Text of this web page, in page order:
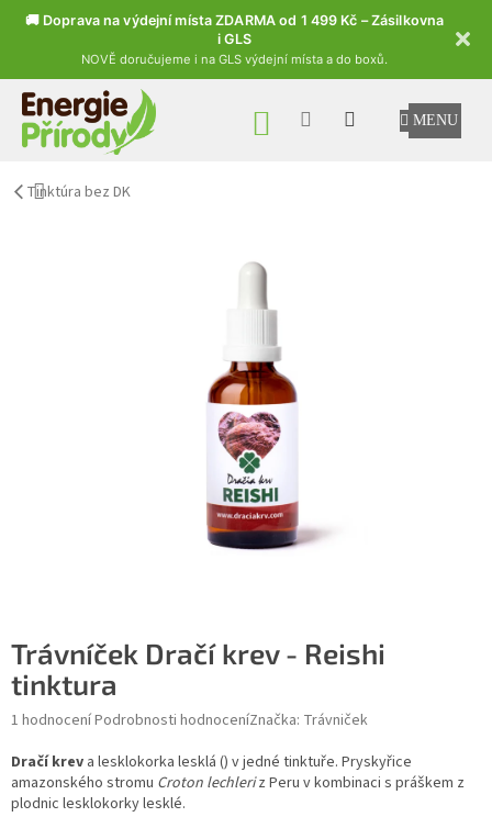
🚚 Doprava na výdejní místa ZDARMA od 1 499 Kč – Zásilkovna
i GLS
NOVĚ doručujeme i na GLS výdejní místa a do boxů.
Přejít na obsah
NÁKUPNÍ KOŠÍK
Tinktúra bez DK
Trávníček Dračí krev - Reishi
tinktura
Průměrné hodnocení produktu je 5,0 z 5 hvězdiček.
1 hodnoceníPodrobnosti hodnoceníZnačka: Trávniček
Dračí krev a lesklokorka lesklá () v jedné tinktuře. Pryskyřice
amazonského stromu Croton lechleriz Peru v kombinaci s práškem z
plodnic lesklokorky lesklé.